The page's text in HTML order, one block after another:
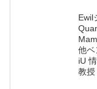
Ewil
他ベ
iU
教